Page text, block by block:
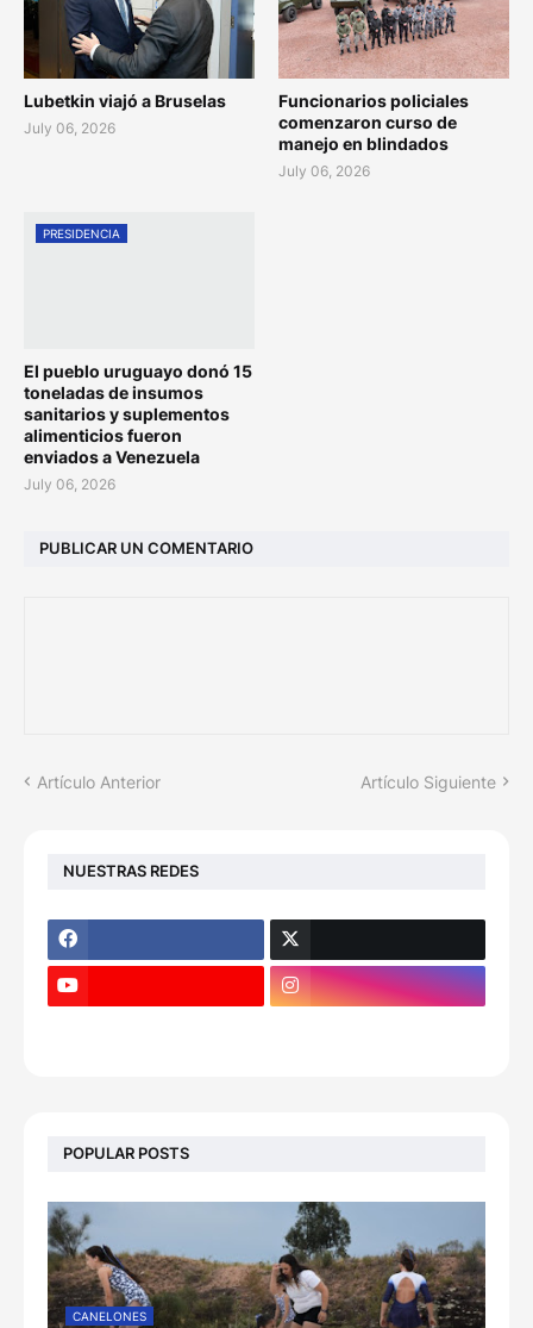
Lubetkin viajó a Bruselas
July 06, 2026
Funcionarios policiales
comenzaron curso de
manejo en blindados
July 06, 2026
PRESIDENCIA
El pueblo uruguayo donó 15
toneladas de insumos
sanitarios y suplementos
alimenticios fueron
enviados a Venezuela
July 06, 2026
PUBLICAR UN COMENTARIO
Artículo Anterior Artículo Siguiente
NUESTRAS REDES
POPULAR POSTS
CANELONES